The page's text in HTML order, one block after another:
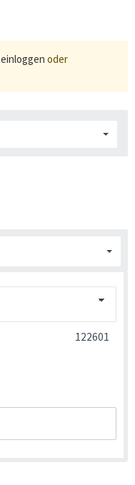
einloggen oder
122601